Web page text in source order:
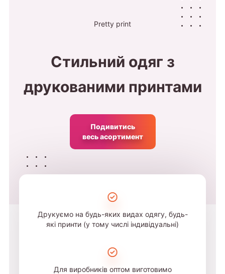
Pretty print
Стильний одяг з
друкованими принтами
Подивитись
весь асортимент
Друкуємо на будь-яких видах одягу, будь-
які принти (у тому числі індивідуальні)
Для виробників оптом виготовимо